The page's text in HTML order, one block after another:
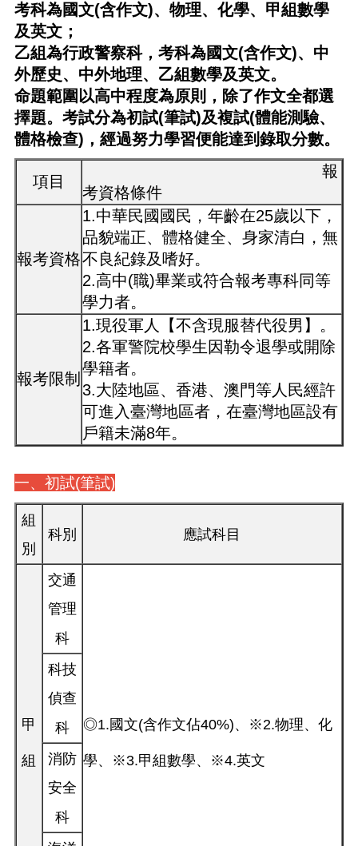
考科為國文(含作文)、物理、化學、甲組數學
及英文；
乙組為行政警察科，考科為國文(含作文)、中
外歷史、中外地理、乙組數學及英文。
命題範圍以高中程度為原則，除了作文全都選
擇題。考試分為初試(筆試)及複試(體能測驗、
體格檢查)，經過努力學習便能達到錄取分數。
項目
報
考資格條件
報考資格
1.中華民國國民，年齡在25歲以下，
品貌端正、體格健全、身家清白，無
不良紀錄及嗜好。
2.高中(職)畢業或符合報考專科同等
學力者。
報考限制
1.現役軍人【不含現服替代役男】。
2.各軍警院校學生因勒令退學或開除
學籍者。
3.大陸地區、香港、澳門等人民經許
可進入臺灣地區者，在臺灣地區設有
戶籍未滿8年。
一、初試(筆試)
組
別
科別 應試科目
甲
組
交通
管理
科
◎1.國文(含作文佔40%)、※2.物理、化
學、※3.甲組數學、※4.英文
科技
偵查
科
消防
安全
科